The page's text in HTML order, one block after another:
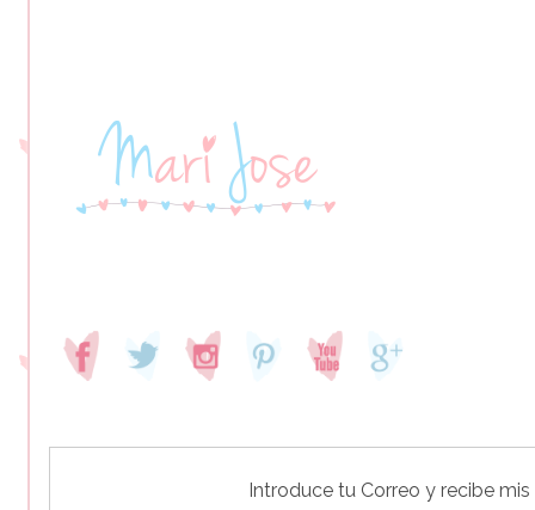
Introduce tu Correo y recibe